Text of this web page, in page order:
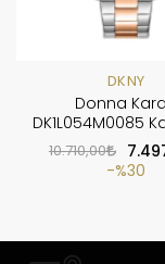
DKNY
Donna
DK1L054M0085
Saati
10.710,00
%30